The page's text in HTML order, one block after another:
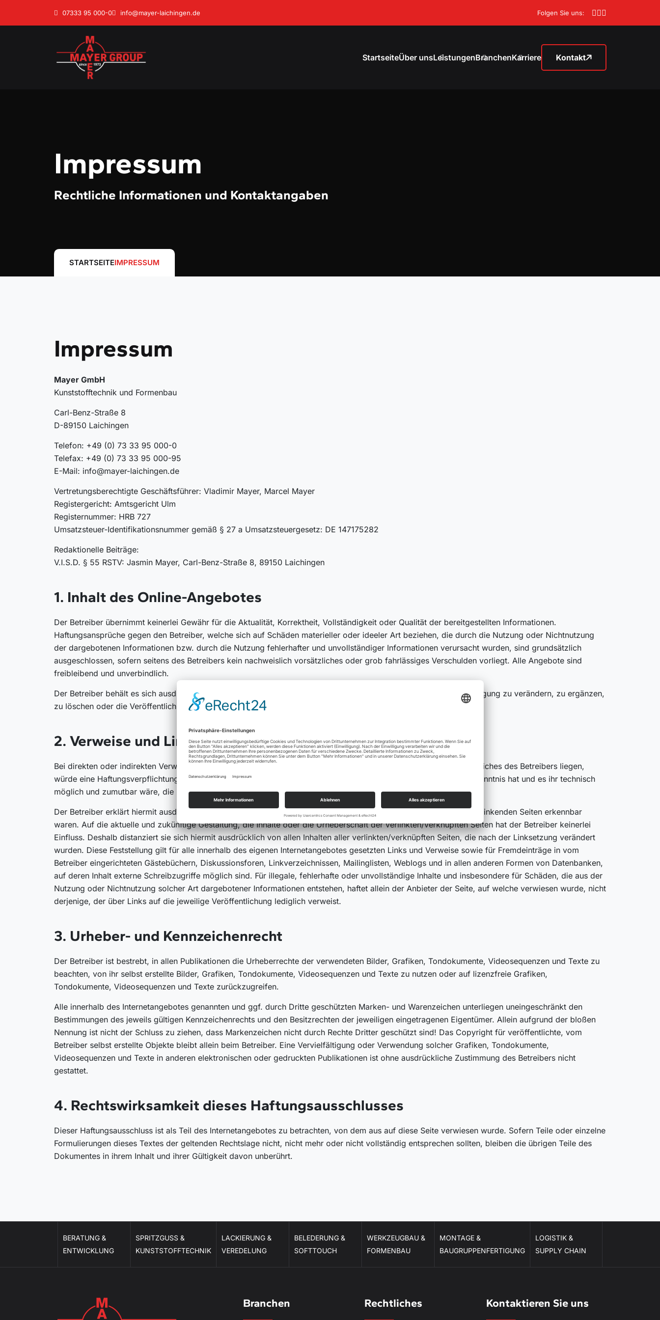
07333 95 000-0 info@mayer-laichingen.de Folgen Sie uns:
StartseiteÜber unsLeistungenBranchenKarriere Kontakt
Impressum
Rechtliche Informationen und Kontaktangaben
STARTSEITEIMPRESSUM
Impressum
Mayer GmbH
Kunststofftechnik und Formenbau
Carl-Benz-Straße 8
D-89150 Laichingen
Telefon: +49 (0) 73 33 95 000-0
Telefax: +49 (0) 73 33 95 000-95
E-Mail: info@mayer-laichingen.de
Vertretungsberechtigte Geschäftsführer: Vladimir Mayer, Marcel Mayer
Registergericht: Amtsgericht Ulm
Registernummer: HRB 727
Umsatzsteuer-Identifikationsnummer gemäß § 27 a Umsatzsteuergesetz: DE 147175282
Redaktionelle Beiträge:
V.I.S.D. § 55 RSTV: Jasmin Mayer, Carl-Benz-Straße 8, 89150 Laichingen
1. Inhalt des Online-Angebotes
Der Betreiber übernimmt keinerlei Gewähr für die Aktualität, Korrektheit, Vollständigkeit oder Qualität der bereitgestellten Informationen.
Haftungsansprüche gegen den Betreiber, welche sich auf Schäden materieller oder ideeler Art beziehen, die durch die Nutzung oder Nichtnutzung
der dargebotenen Informationen bzw. durch die Nutzung fehlerhafter und unvollständiger Informationen verursacht wurden, sind grundsätzlich
ausgeschlossen, sofern seitens des Betreibers kein nachweislich vorsätzliches oder grob fahrlässiges Verschulden vorliegt. Alle Angebote sind
freibleibend und unverbindlich.
Der Betreiber behält es sich ausdrücklich vor, Teile der Seiten oder das gesamte Angebot ohne gesonderte Ankündigung zu verändern, zu ergänzen,
zu löschen oder die Veröffentlichung zeitweise oder endgültig einzustellen.
2. Verweise und Links
Bei direkten oder indirekten Verweisen auf fremde Webseiten („Hyperlinks“), die außerhalb des Verantwortungsbereiches des Betreibers liegen,
würde eine Haftungsverpflichtung ausschließlich in dem Fall in Kraft treten, in dem der Betreiber von den Inhalten Kenntnis hat und es ihr technisch
möglich und zumutbar wäre, die Nutzung im Falle rechtswidriger Inhalte zu verhindern.
Der Betreiber erklärt hiermit ausdrücklich, dass zum Zeitpunkt der Linksetzung keine illegalen Inhalte auf den zu verlinkenden Seiten erkennbar
waren. Auf die aktuelle und zukünftige Gestaltung, die Inhalte oder die Urheberschaft der verlinkten/verknüpften Seiten hat der Betreiber keinerlei
Einfluss. Deshalb distanziert sie sich hiermit ausdrücklich von allen Inhalten aller verlinkten/verknüpften Seiten, die nach der Linksetzung verändert
wurden. Diese Feststellung gilt für alle innerhalb des eigenen Internetangebotes gesetzten Links und Verweise sowie für Fremdeinträge in vom
Betreiber eingerichteten Gästebüchern, Diskussionsforen, Linkverzeichnissen, Mailinglisten, Weblogs und in allen anderen Formen von Datenbanken,
auf deren Inhalt externe Schreibzugriffe möglich sind. Für illegale, fehlerhafte oder unvollständige Inhalte und insbesondere für Schäden, die aus der
Nutzung oder Nichtnutzung solcher Art dargebotener Informationen entstehen, haftet allein der Anbieter der Seite, auf welche verwiesen wurde, nicht
derjenige, der über Links auf die jeweilige Veröffentlichung lediglich verweist.
3. Urheber- und Kennzeichenrecht
Der Betreiber ist bestrebt, in allen Publikationen die Urheberrechte der verwendeten Bilder, Grafiken, Tondokumente, Videosequenzen und Texte zu
beachten, von ihr selbst erstellte Bilder, Grafiken, Tondokumente, Videosequenzen und Texte zu nutzen oder auf lizenzfreie Grafiken,
Tondokumente, Videosequenzen und Texte zurückzugreifen.
Alle innerhalb des Internetangebotes genannten und ggf. durch Dritte geschützten Marken- und Warenzeichen unterliegen uneingeschränkt den
Bestimmungen des jeweils gültigen Kennzeichenrechts und den Besitzrechten der jeweiligen eingetragenen Eigentümer. Allein aufgrund der bloßen
Nennung ist nicht der Schluss zu ziehen, dass Markenzeichen nicht durch Rechte Dritter geschützt sind! Das Copyright für veröffentlichte, vom
Betreiber selbst erstellte Objekte bleibt allein beim Betreiber. Eine Vervielfältigung oder Verwendung solcher Grafiken, Tondokumente,
Videosequenzen und Texte in anderen elektronischen oder gedruckten Publikationen ist ohne ausdrückliche Zustimmung des Betreibers nicht
gestattet.
4. Rechtswirksamkeit dieses Haftungsausschlusses
Dieser Haftungsausschluss ist als Teil des Internetangebotes zu betrachten, von dem aus auf diese Seite verwiesen wurde. Sofern Teile oder einzelne
Formulierungen dieses Textes der geltenden Rechtslage nicht, nicht mehr oder nicht vollständig entsprechen sollten, bleiben die übrigen Teile des
Dokumentes in ihrem Inhalt und ihrer Gültigkeit davon unberührt.
BERATUNG &
ENTWICKLUNG
SPRITZGUSS &
KUNSTSTOFFTECHNIK
LACKIERUNG &
VEREDELUNG
BELEDERUNG &
SOFTTOUCH
WERKZEUGBAU &
FORMENBAU
MONTAGE &
BAUGRUPPENFERTIGUNG
LOGISTIK &
SUPPLY CHAIN
Branchen Rechtliches Kontaktieren Sie uns